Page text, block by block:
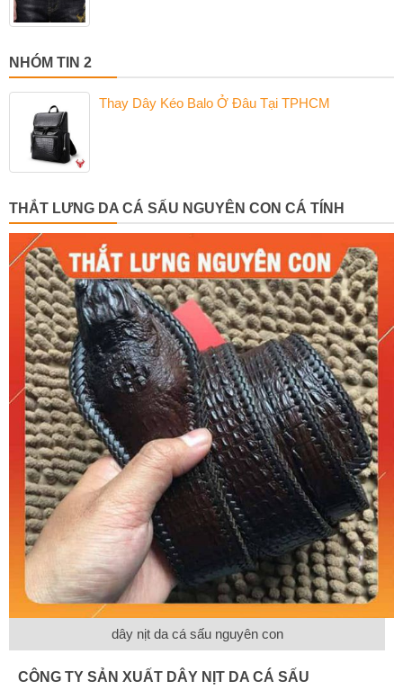
NHÓM TIN 2
Thay Dây Kéo Balo Ở Đâu Tại TPHCM
THẮT LƯNG DA CÁ SẤU NGUYÊN CON CÁ TÍNH
dây nịt da cá sấu nguyên con
CÔNG TY SẢN XUẤT DÂY NỊT DA CÁ SẤU